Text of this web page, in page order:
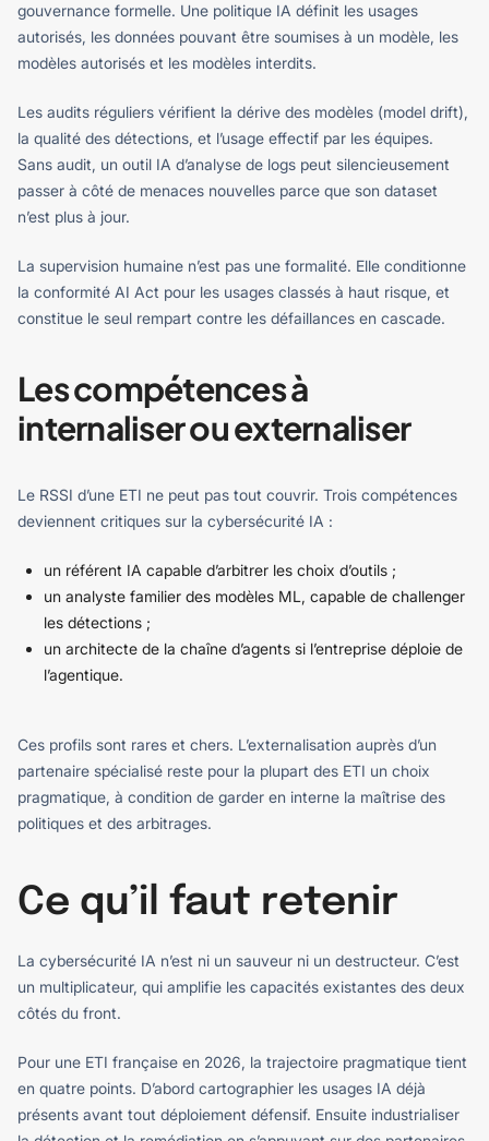
gouvernance formelle. Une politique IA définit les usages
autorisés, les données pouvant être soumises à un modèle, les
modèles autorisés et les modèles interdits.
Les audits réguliers vérifient la dérive des modèles (model drift),
la qualité des détections, et l’usage effectif par les équipes.
Sans audit, un outil IA d’analyse de logs peut silencieusement
passer à côté de menaces nouvelles parce que son dataset
n’est plus à jour.
La supervision humaine n’est pas une formalité. Elle conditionne
la conformité AI Act pour les usages classés à haut risque, et
constitue le seul rempart contre les défaillances en cascade.
Les compétences à
internaliser ou externaliser
Le RSSI d’une ETI ne peut pas tout couvrir. Trois compétences
deviennent critiques sur la cybersécurité IA :
un référent IA capable d’arbitrer les choix d’outils ;
un analyste familier des modèles ML, capable de challenger
les détections ;
un architecte de la chaîne d’agents si l’entreprise déploie de
l’agentique.
Ces profils sont rares et chers. L’externalisation auprès d’un
partenaire spécialisé reste pour la plupart des ETI un choix
pragmatique, à condition de garder en interne la maîtrise des
politiques et des arbitrages.
Ce qu’il faut retenir
La cybersécurité IA n’est ni un sauveur ni un destructeur. C’est
un multiplicateur, qui amplifie les capacités existantes des deux
côtés du front.
Pour une ETI française en 2026, la trajectoire pragmatique tient
en quatre points. D’abord cartographier les usages IA déjà
présents avant tout déploiement défensif. Ensuite industrialiser